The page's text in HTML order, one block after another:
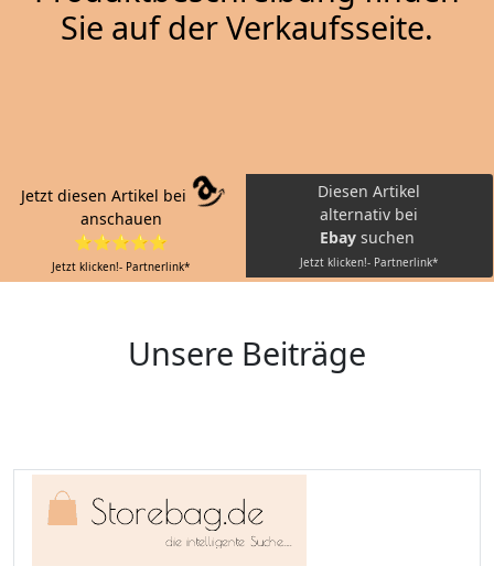
Sie auf der Verkaufsseite.
Jetzt diesen Artikel bei
anschauen
⭐⭐⭐⭐⭐
Jetzt klicken!- Partnerlink*
Diesen Artikel
alternativ bei
Ebay suchen
Jetzt klicken!- Partnerlink*
Unsere Beiträge